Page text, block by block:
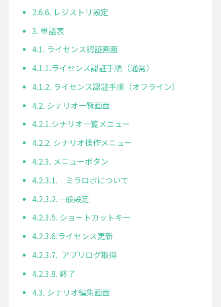
2.6.6. レジストリ設定
3. 単語表
4.1. ライセンス認証画面
4.1.1.ライセンス認証手順（通常）
4.1.2. ライセンス認証手順（オフライン）
4.2. シナリオ一覧画面
4.2.1.シナリオ一覧メニュー
4.2.2. シナリオ操作メニュー
4.2.3. メニューボタン
4.2.3.1. ミラロボについて
4.2.3.2.一般設定
4.2.3.5. ショートカットキー
4.2.3.6.ライセンス更新
4.2.3.7. アプリログ取得
4.2.3.8. 終了
4.3. シナリオ編集画面